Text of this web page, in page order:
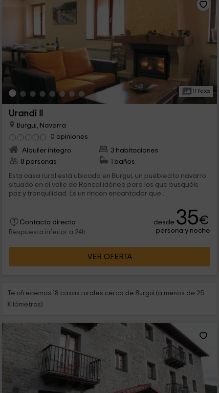
11 Fotos
Urandi II
Burgui, Navarra
0 opiniones
Alquiler íntegro
3 habitaciones
8 personas
1 baños
Esta casa rural está ubicada en Burgui, un pueblecito navarro
situado en el valle de Roncal idóneo para los que busquéis
paz y tranquilidad. Es un rincón encantador que...
Contacto directo
Respuesta inferior a 24h
desde 35€
persona y noche
VER OFERTA
Te ofrecemos 18 casas rurales cerca de Burgui (a menos de 25
Kilómetros)